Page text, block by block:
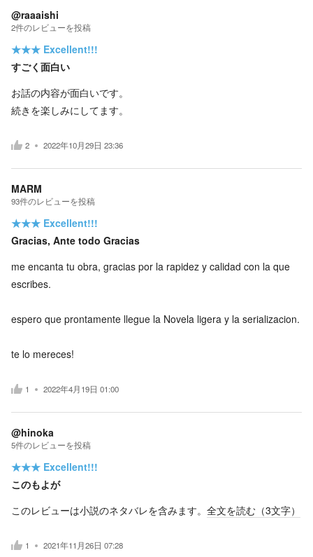
@raaaishi
2件のレビューを投稿
★★★ Excellent!!!
すごく面白い
お話の内容が面白いです。
続きを楽しみにしてます。
2 2022年10月29日 23:36
MARM
93件のレビューを投稿
★★★ Excellent!!!
Gracias, Ante todo Gracias
me encanta tu obra, gracias por la rapidez y calidad con la que
escribes.
espero que prontamente llegue la Novela ligera y la serializacion.
te lo mereces!
1 2022年4月19日 01:00
@hinoka
5件のレビューを投稿
★★★ Excellent!!!
このもよが
このレビューは小説のネタバレを含みます。 全文を読む（3文字）
1 2021年11月26日 07:28